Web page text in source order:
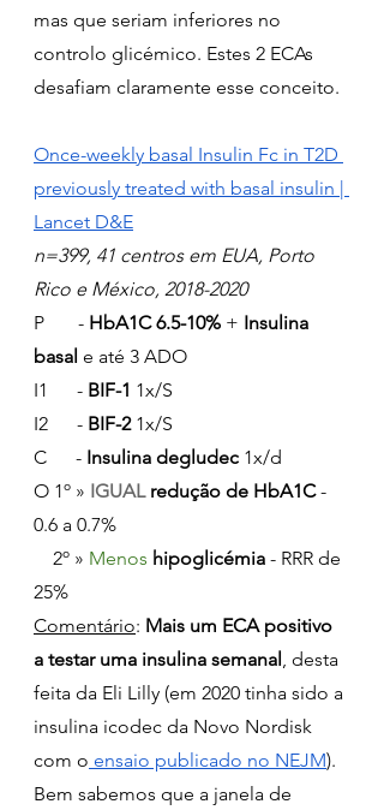
mas que seriam inferiores no
controlo glicémico. Estes 2 ECAs
desafiam claramente esse conceito.
Once-weekly basal Insulin Fc in T2D
previously treated with basal insulin |
Lancet D&E
n=399, 41 centros em EUA, Porto
Rico e México, 2018-2020
P       - HbA1C 6.5-10% + Insulina
basal e até 3 ADO
I1      - BIF-1 1x/S
I2      - BIF-2 1x/S
C      - Insulina degludec 1x/d
O 1º » IGUAL redução de HbA1C -
0.6 a 0.7%
    2º »
Menos hipoglicémia - RRR de
25%
Comentário: Mais um ECA positivo
a testar uma insulina semanal , desta
feita da Eli Lilly (em 2020 tinha sido a
insulina icodec da Novo Nordisk
com o ensaio publicado no NEJM).
Bem sabemos que a janela de